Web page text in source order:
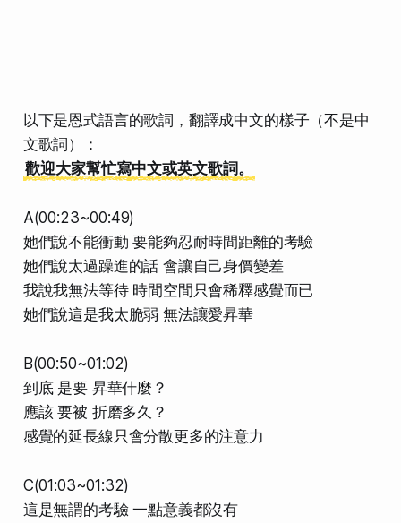
以下是恩式語言的歌詞，翻譯成中文的樣子（不是中
文歌詞）：
歡迎大家幫忙寫中文或英文歌詞。
A(00:23~00:49)
她們說不能衝動 要能夠忍耐時間距離的考驗
她們說太過躁進的話 會讓自己身價變差
我說我無法等待 時間空間只會稀釋感覺而已
她們說這是我太脆弱 無法讓愛昇華
B(00:50~01:02)
到底 是要 昇華什麼？
應該 要被 折磨多久？
感覺的延長線只會分散更多的注意力
C(01:03~01:32)
這是無謂的考驗 一點意義都沒有